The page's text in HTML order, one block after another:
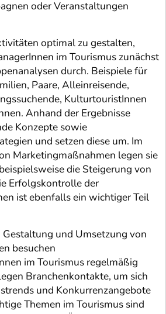
oder Veranstaltungen
optimal zu gestalten,
im Tourismus zunächst
durch. Beispiele für
Paare, Alleinreisende,
KulturtouristInnen
Anhand der Ergebnisse
Konzepte sowie
und setzen diese um. Im
Marketingmaßnahmen legen sie
die Steigerung von
Erfolgskontrolle der
ist ebenfalls ein wichtiger Teil
Gestaltung und Umsetzung von
besuchen
im Tourismus regelmäßig
Branchenkontakte, um sich
und Konkurrenzangebote
Themen im Tourismus sind